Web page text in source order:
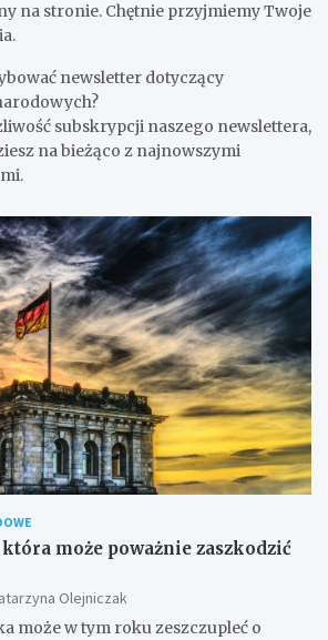
na stronie. Chętnie przyjmiemy Twoje
newsletter dotyczący
subskrypcji naszego newslettera,
na bieżąco z najnowszymi
może poważnie zaszkodzić
Olejniczak
może w tym roku zeszczupleć o